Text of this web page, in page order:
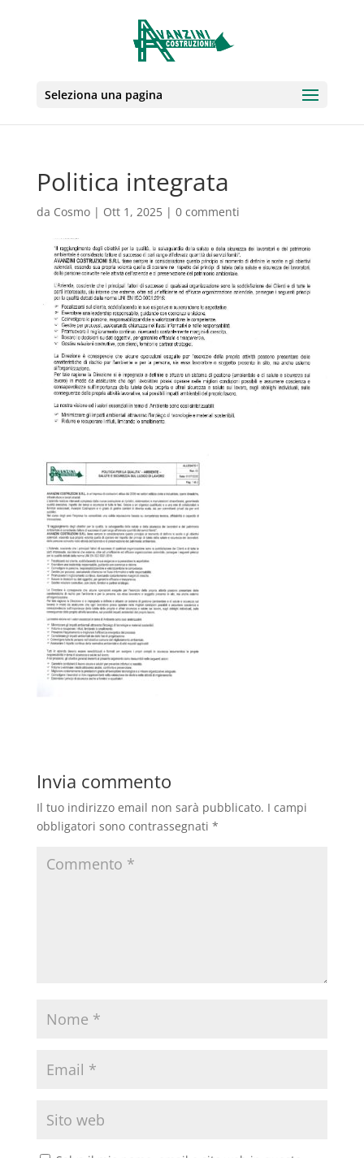
Seleziona una pagina
Politica integrata
da Cosmo| Ott 1, 2025| 0 commenti
Invia commento
Il tuo indirizzo email non sarà pubblicato. I campi
obbligatori sono contrassegnati *